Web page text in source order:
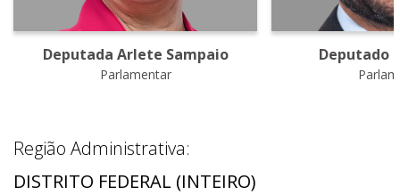
Deputada Arlete Sampaio
Parlamentar
Deputado
Região Administrativa:
DISTRITO FEDERAL (INTEIRO)